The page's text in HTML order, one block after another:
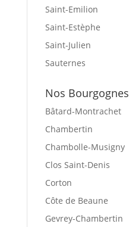
Saint-Emilion
Saint-Estèphe
Saint-Julien
Sauternes
Nos Bourgognes
Bâtard-Montrachet
Chambertin
Chambolle-Musigny
Clos Saint-Denis
Corton
Côte de Beaune
Gevrey-Chambertin